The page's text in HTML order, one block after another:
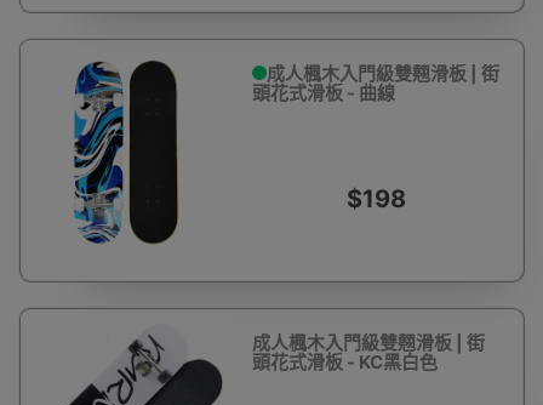
成人楓木入門級雙翹滑板 | 街
頭花式滑板 - 曲線
$198
成人楓木入門級雙翹滑板 | 街
頭花式滑板 - KC黑白色